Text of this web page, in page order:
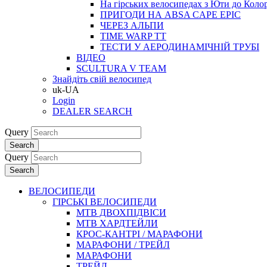
На гірських велосипедах з Юти до
ПРИГОДИ НА ABSA CAPE EPIC
ЧЕРЕЗ АЛЬПИ
TIME WARP TT
ТЕСТИ У АЕРОДИНАМІЧНІЙ ТРУБІ
ВІДЕО
SCULTURA V TEAM
Знайдіть свій велосипед
uk-UA
Login
DEALER SEARCH
Query
Search
Query
Search
ВЕЛОСИПЕДИ
ГІРСЬКІ ВЕЛОСИПЕДИ
MTB ДВОХПIДВIСИ
MTB ХАРДТЕЙЛИ
КРОС-КАНТРI / МАРАФОНИ
МАРАФОНИ / ТРЕЙЛ
МАРАФОНИ